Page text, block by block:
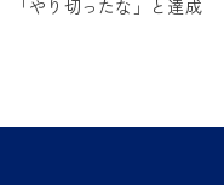
「やり切ったな」と達成